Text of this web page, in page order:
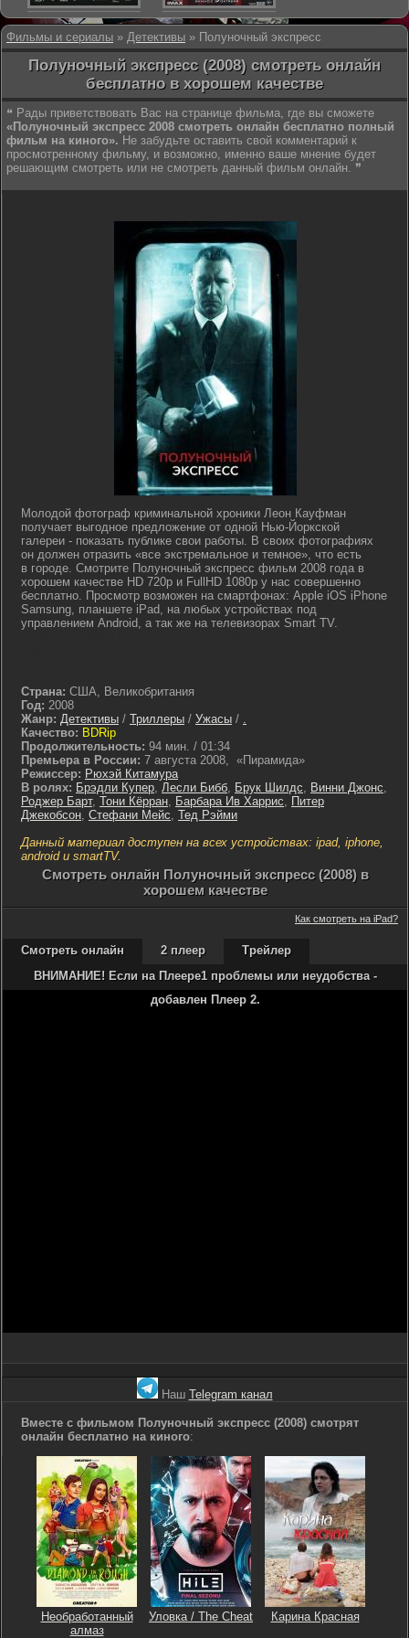
Фильмы и сериалы » Детективы » Полуночный экспресс
Полуночный экспресс (2008) смотреть онлайн
бесплатно в хорошем качестве
❝ Рады приветствовать Вас на странице фильма, где вы сможете
«Полуночный экспресс 2008 смотреть онлайн бесплатно полный
фильм на киного». Не забудьте оставить свой комментарий к
просмотренному фильму, и возможно, именно ваше мнение будет
решающим смотреть или не смотреть данный фильм онлайн. ❞
Молодой фотограф криминальной хроники Леон Кауфман
получает выгодное предложение от одной Нью-Йоркской
галереи - показать публике свои работы. В своих фотографиях
он должен отразить «все экстремальное и темное», что есть
в городе. Смотрите Полуночный экспресс фильм 2008 года в
хорошем качестве HD 720p и FullHD 1080p у нас совершенно
бесплатно. Просмотр возможен на смартфонах: Apple iOS iPhone
Samsung, планшете iPad, на любых устройствах под
управлением Android, а так же на телевизорах Smart TV.
Страна: США, Великобритания
Год: 2008
Жанр: Детективы / Триллеры / Ужасы / .
Качество: BDRip
Продолжительность: 94 мин. / 01:34
Премьера в России: 7 августа 2008, «Пирамида»
Режиссер: Рюхэй Китамура
В ролях: Брэдли Купер, Лесли Бибб, Брук Шилдс, Винни Джонс,
Роджер Барт, Тони Кёрран, Барбара Ив Харрис, Питер
Джекобсон, Стефани Мейс, Тед Рэйми
Данный материал доступен на всех устройствах: ipad, iphone,
android и smartTV.
Cмотреть онлайн Полуночный экспресс (2008) в
хорошем качестве
Как смотреть на iPad?
Смотреть онлайн 2 плеер
Трейлер
ВНИМАНИЕ! Если на Плеере1 проблемы или неудобства -
добавлен Плеер 2.
Наш Telegram канал
Вместе с фильмом Полуночный экспресс (2008) смотрят
онлайн бесплатно на киного:
Необработанный
алмаз
Уловка / The Cheat Карина Красная